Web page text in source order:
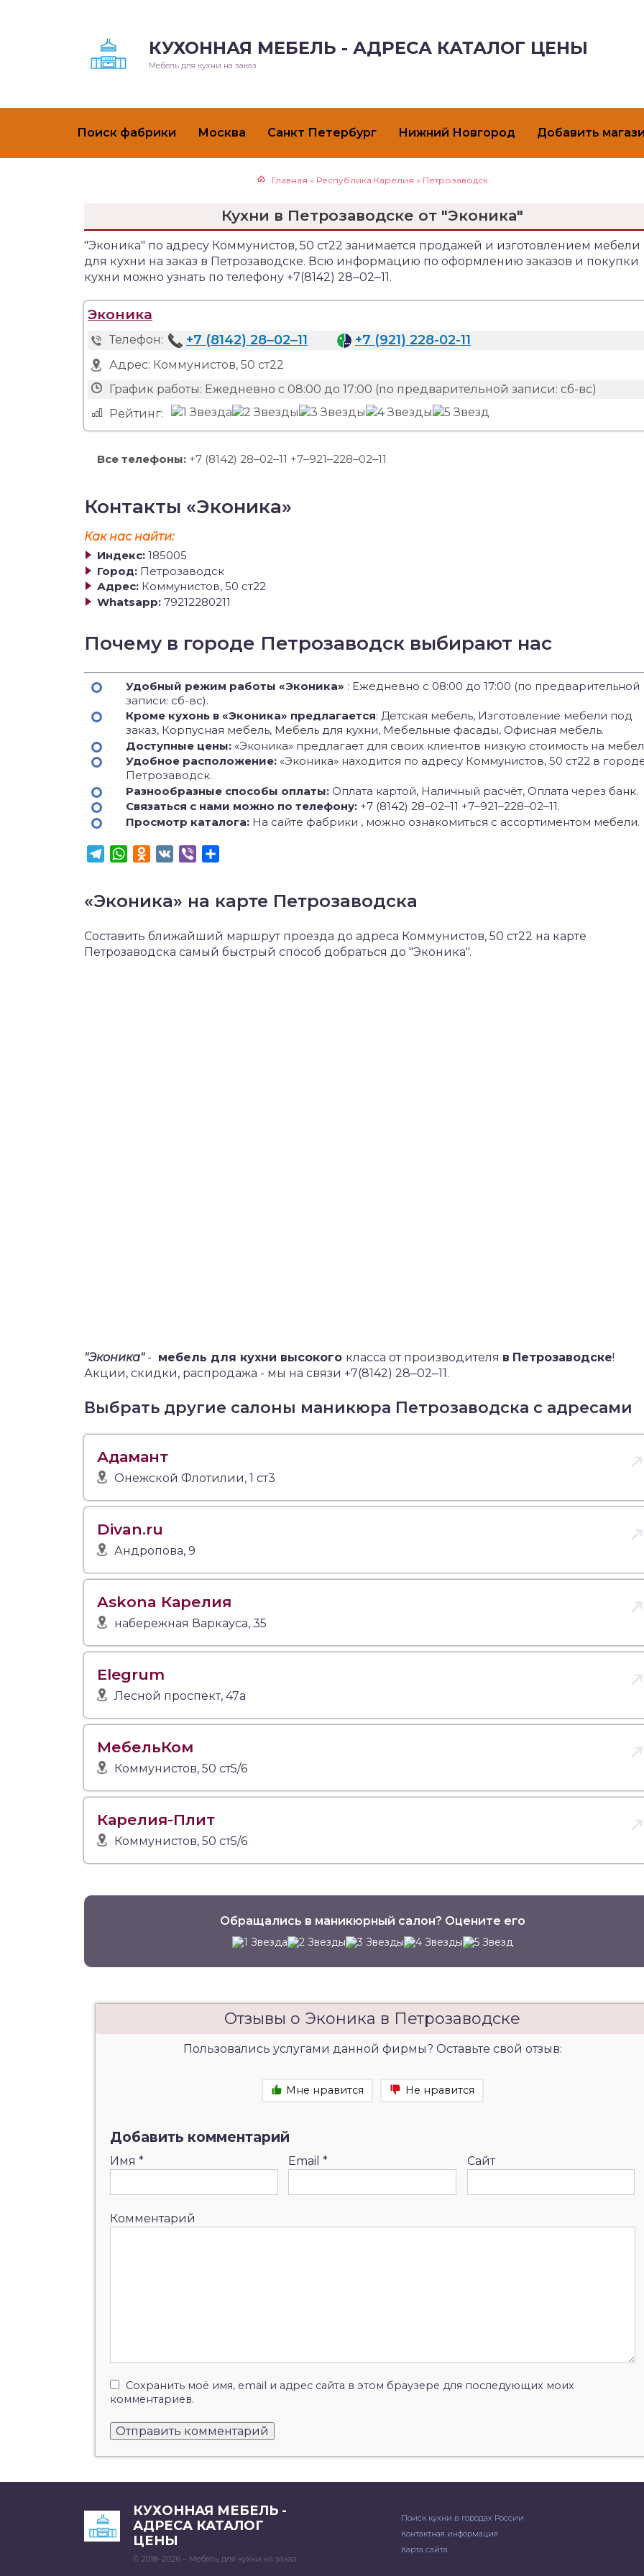
КУХОННАЯ МЕБЕЛЬ - АДРЕСА КАТАЛОГ ЦЕНЫ
Мебель для кухни на заказ
Поиск фабрики Москва Санкт Петербург Нижний Новгород Добавить
Главная » Республика Карелия » Петрозаводск
Кухни в Петрозаводске от "Эконика"
"Эконика" по адресу Коммунистов, 50 ст22 занимается продажей и изготовлением мебели
для кухни на заказ в Петрозаводске. Всю информацию по оформлению заказов и покупки
кухни можно узнать по телефону +7(8142) 28‒02‒11.
Эконика
Телефон: +7 (8142) 28‒02‒11 +7 (921) 228-02-11
Адрес: Коммунистов, 50 ст22
График работы: Ежедневно с 08:00 до 17:00 (по предварительной записи: сб-вс)
Рейтинг:
Все телефоны: +7 (8142) 28‒02‒11 +7‒921‒228‒02‒11
Контакты «Эконика»
Как нас найти:
Индекс: 185005
Город: Петрозаводск
Адрес: Коммунистов, 50 ст22
Whatsapp: 79212280211
Почему в городе Петрозаводск выбирают нас
Удобный режим работы «Эконика» : Ежедневно с 08:00 до 17:00 (по предварительной
записи: сб-вс).
Кроме кухонь в «Эконика» предлагается: Детская мебель, Изготовление мебели под
заказ, Корпусная мебель, Мебель для кухни, Мебельные фасады, Офисная мебель.
Доступные цены: «Эконика» предлагает для своих клиентов низкую стоимость на
Удобное расположение: «Эконика» находится по адресу Коммунистов, 50 ст22 в
Петрозаводск.
Разнообразные способы оплаты: Оплата картой, Наличный расчёт, Оплата через банк.
Связаться с нами можно по телефону: +7 (8142) 28‒02‒11 +7‒921‒228‒02‒11.
Просмотр каталога: На сайте фабрики , можно ознакомиться с ассортиментом мебели.
TelegramWhatsApp
Odnoklassniki
VK Viber
«Эконика» на карте Петрозаводска
Составить ближайший маршрут проезда до адреса Коммунистов, 50 ст22 на карте
Петрозаводска самый быстрый способ добраться до "Эконика".
"Эконика"- мебель для кухни высокого класса от производителя в Петрозаводске!
Акции, скидки, распродажа - мы на связи +7(8142) 28‒02‒11.
Выбрать другие салоны маникюра Петрозаводска с адресами
Адамант
Онежской Флотилии, 1 ст3
Divan.ru
Андропова, 9
Askona Карелия
набережная Варкауса, 35
Elegrum
Лесной проспект, 47а
МебельКом
Коммунистов, 50 ст5/6
Карелия-Плит
Коммунистов, 50 ст5/6
Обращались в маникюрный салон? Оцените его
Отзывы о Эконика в Петрозаводске
Пользовались услугами данной фирмы? Оставьте свой отзыв:
Мне нравится Не нравится
Добавить комментарий
Имя * Email* Сайт
Комментарий
Сохранить моё имя, email и адрес сайта в этом браузере для последующих моих
комментариев.
КУХОННАЯ МЕБЕЛЬ -
АДРЕСА КАТАЛОГ
ЦЕНЫ
© 2018–2026 – Мебель для кухни на заказ
Поиск кухни в городах России
Контактная информация
Карта сайта